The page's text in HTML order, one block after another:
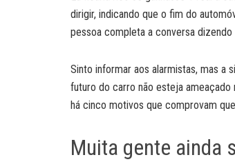
dirigir, indicando que o fim do
pessoa completa a conversa
Sinto informar aos alarmistas, mas a
futuro do carro não esteja ameaçado
há cinco motivos que comprovam
Muita gente ainda